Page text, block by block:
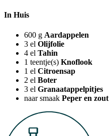
In Huis
600 g Aardappelen
3 el Olijfolie
4 el Tahin
1 teentje(s) Knoflook
1 el Citroensap
2 el Boter
3 el Granaatappelpitjes
naar smaak Peper en zout